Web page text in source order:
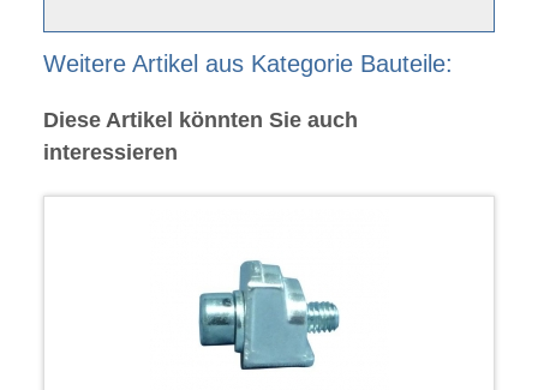
Weitere Artikel aus Kategorie Bauteile:
Diese Artikel könnten Sie auch
interessieren